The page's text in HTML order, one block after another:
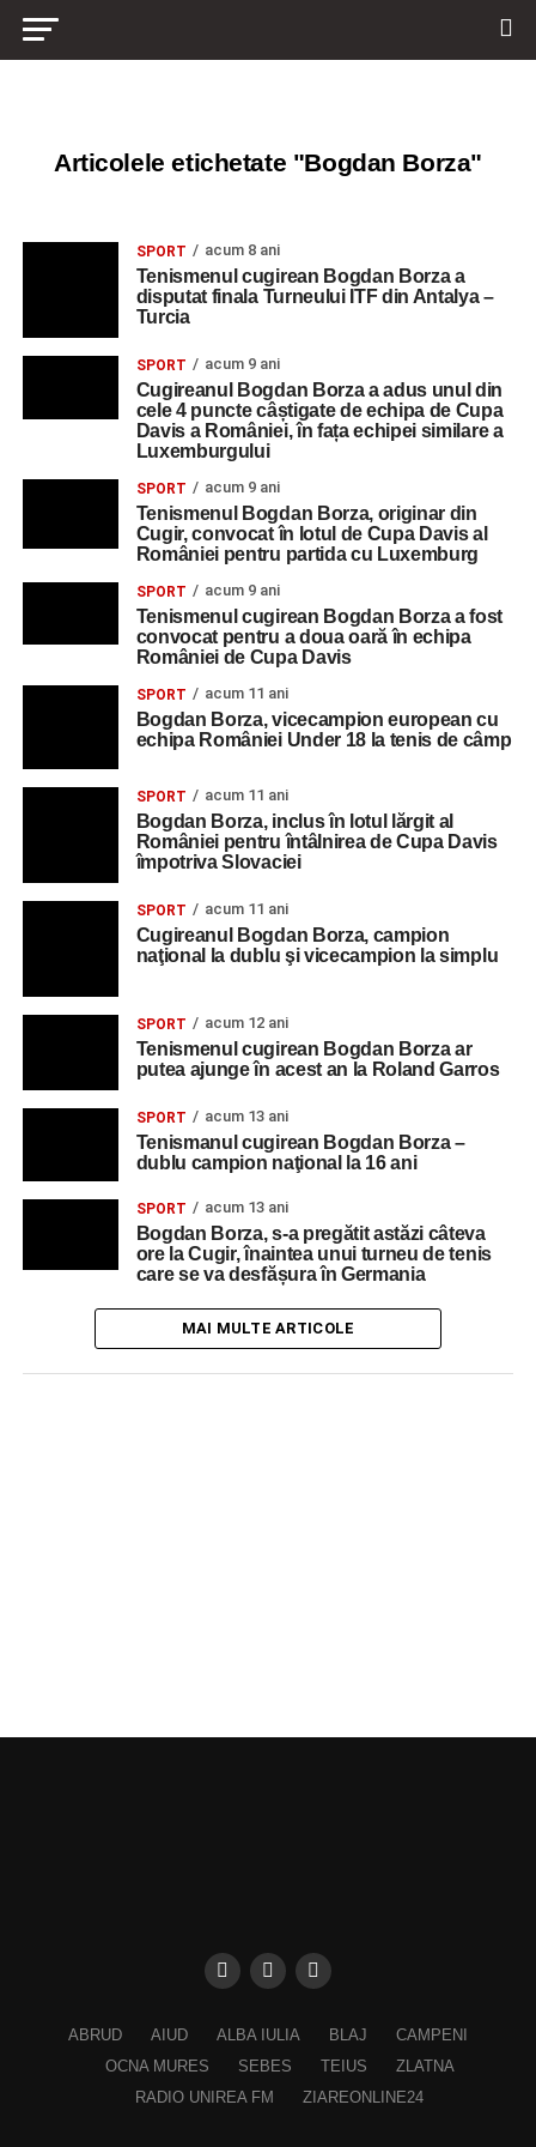
Articolele etichetate "Bogdan Borza"
SPORT acum 8 ani
Tenismenul cugirean Bogdan Borza a
disputat finala Turneului ITF din Antalya –
Turcia
SPORT acum 9 ani
Cugireanul Bogdan Borza a adus unul din
cele 4 puncte câștigate de echipa de Cupa
Davis a României, în fața echipei similare a
Luxemburgului
SPORT acum 9 ani
Tenismenul Bogdan Borza, originar din
Cugir, convocat în lotul de Cupa Davis al
României pentru partida cu Luxemburg
SPORT acum 9 ani
Tenismenul cugirean Bogdan Borza a fost
convocat pentru a doua oară în echipa
României de Cupa Davis
SPORT acum 11 ani
Bogdan Borza, vicecampion european cu
echipa României Under 18 la tenis de câmp
SPORT acum 11 ani
Bogdan Borza, inclus în lotul lărgit al
României pentru întâlnirea de Cupa Davis
împotriva Slovaciei
SPORT acum 11 ani
Cugireanul Bogdan Borza, campion
naţional la dublu şi vicecampion la simplu
SPORT acum 12 ani
Tenismenul cugirean Bogdan Borza ar
putea ajunge în acest an la Roland Garros
SPORT acum 13 ani
Tenismanul cugirean Bogdan Borza –
dublu campion naţional la 16 ani
SPORT acum 13 ani
Bogdan Borza, s-a pregătit astăzi câteva
ore la Cugir, înaintea unui turneu de tenis
care se va desfășura în Germania
MAI MULTE ARTICOLE
ABRUD AIUD ALBA IULIA BLAJ
CAMPENI
OCNA MURES
SEBES TEIUS
ZLATNA
RADIO UNIREA FM
ZIAREONLINE24